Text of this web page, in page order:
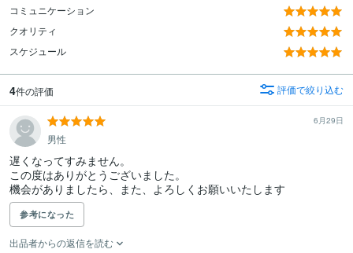
コミュニケーション
クオリティ
スケジュール
4件の評価 評価で絞り込む
6月29日
男性
遅くなってすみません。
この度はありがとうございました。
機会がありましたら、また、よろしくお願いいたします
参考になった
出品者からの返信を読む